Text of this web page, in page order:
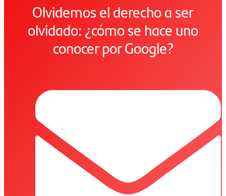
Olvidemos el derecho a ser
olvidado: ¿cómo se hace uno
conocer por Google?